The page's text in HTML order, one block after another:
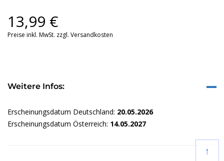
13,99 €
Preise inkl. MwSt. zzgl. Versandkosten
Weitere Infos:
Erscheinungsdatum Deutschland: 20.05.2026
Erscheinungsdatum Österreich: 14.05.2027
↑